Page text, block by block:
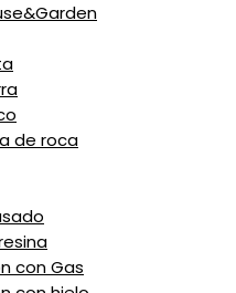
de roca
con Gas